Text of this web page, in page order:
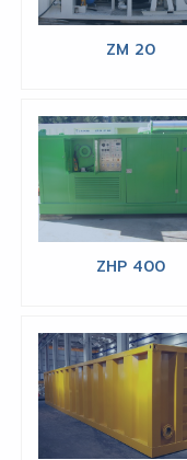
ZM 20
ZHP 400